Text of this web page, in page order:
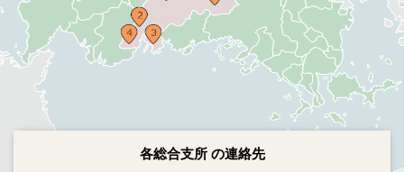
各総合支所 の連絡先